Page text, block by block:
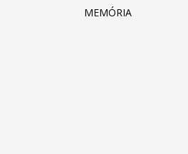
MEMÓRIA